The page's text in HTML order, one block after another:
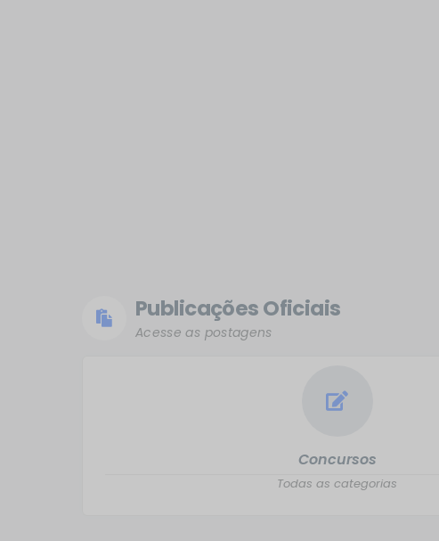
Publicações Oficiais
Acesse as postagens
Concursos
Todas as categorias